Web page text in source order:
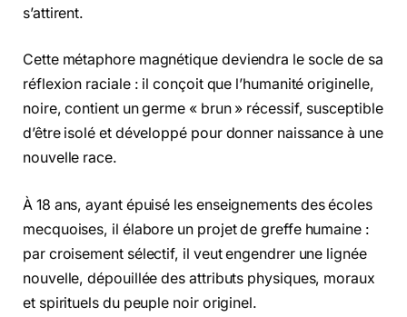
s’attirent.
Cette métaphore magnétique deviendra le socle de sa
réflexion raciale : il conçoit que l’humanité originelle,
noire, contient un germe « brun » récessif, susceptible
d’être isolé et développé pour donner naissance à une
nouvelle race.
À 18 ans, ayant épuisé les enseignements des écoles
mecquoises, il élabore un projet de greffe humaine :
par croisement sélectif, il veut engendrer une lignée
nouvelle, dépouillée des attributs physiques, moraux
et spirituels du peuple noir originel.